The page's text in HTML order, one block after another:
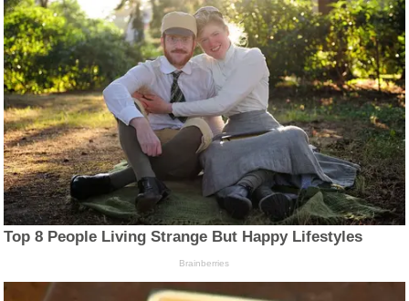
Top 8 People Living Strange But Happy Lifestyles
Brainberries